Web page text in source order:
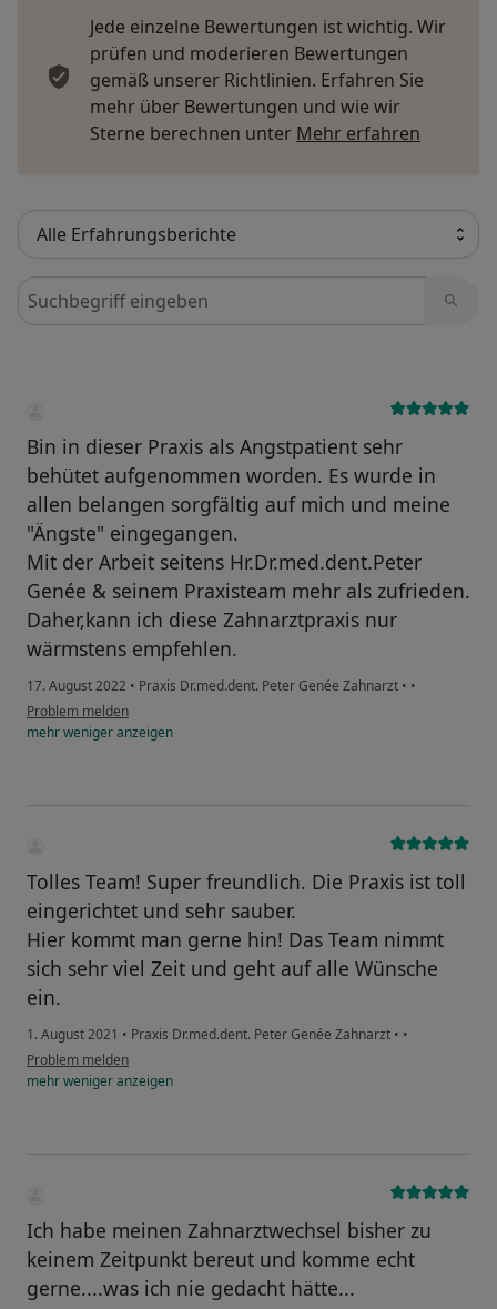
Jede einzelne Bewertungen ist wichtig. Wir
prüfen und moderieren Bewertungen
gemäß unserer Richtlinien. Erfahren Sie
mehr über Bewertungen und wie wir
Sterne berechnen unter Mehr erfahren
Bewertungen durchsuchen
Bin in dieser Praxis als Angstpatient sehr
behütet aufgenommen worden. Es wurde in
allen belangen sorgfältig auf mich und meine
"Ängste" eingegangen.
Mit der Arbeit seitens Hr.Dr.med.dent.Peter
Genée & seinem Praxisteam mehr als zufrieden.
Daher,kann ich diese Zahnarztpraxis nur
wärmstens empfehlen.
17. August 2022 • Praxis Dr.med.dent. Peter Genée Zahnarzt • •
Problem melden
mehrwenigeranzeigen
Tolles Team! Super freundlich. Die Praxis ist toll
eingerichtet und sehr sauber.
Hier kommt man gerne hin! Das Team nimmt
sich sehr viel Zeit und geht auf alle Wünsche
ein.
1. August 2021 • Praxis Dr.med.dent. Peter Genée Zahnarzt • •
Problem melden
mehrwenigeranzeigen
Ich habe meinen Zahnarztwechsel bisher zu
keinem Zeitpunkt bereut und komme echt
gerne....was ich nie gedacht hätte...